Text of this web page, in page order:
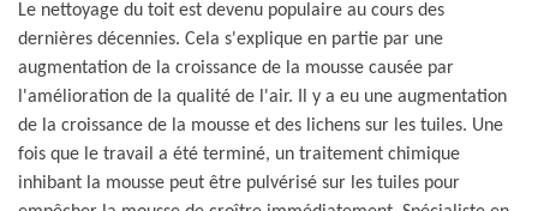
Le nettoyage du toit est devenu populaire au cours des
dernières décennies. Cela s'explique en partie par une
augmentation de la croissance de la mousse causée par
l'amélioration de la qualité de l'air. Il y a eu une augmentation
de la croissance de la mousse et des lichens sur les tuiles. Une
fois que le travail a été terminé, un traitement chimique
inhibant la mousse peut être pulvérisé sur les tuiles pour